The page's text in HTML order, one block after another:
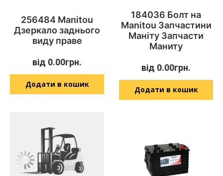
256484 Manitou
Дзеркало заднього
виду праве
від 0.00грн.
Додати в кошик
184036 Болт на
Manitou Запчастини
Маніту Запчасти
Маниту
від 0.00грн.
Додати в кошик